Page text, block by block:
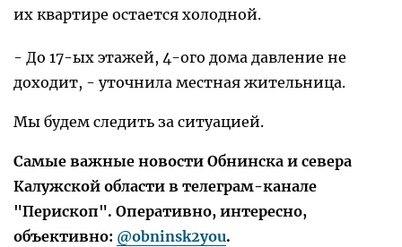
их квартире остается холодной.
- До 17-ых этажей, 4-ого дома давление не
доходит, - уточнила местная жительница.
Мы будем следить за ситуацией.
Самые важные новости Обнинска и севера
Калужской области в телеграм-канале
"Перископ". Оперативно, интересно,
объективно: @obninsk2you.